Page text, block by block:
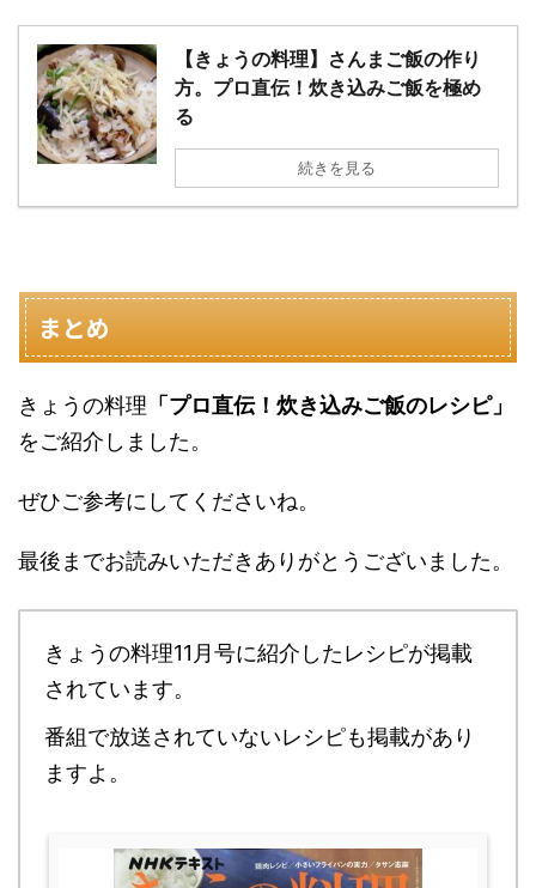
【きょうの料理】さんまご飯の作り
方。プロ直伝！炊き込みご飯を極め
る
続きを見る
まとめ
きょうの料理 「プロ直伝！炊き込みご飯のレシピ」
をご紹介しました。
ぜひご参考にしてくださいね。
最後までお読みいただきありがとうございました。
きょうの料理11月号に紹介したレシピが掲載
されています。
番組で放送されていないレシピも掲載があり
ますよ。